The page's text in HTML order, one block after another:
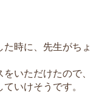
時に、先生がちょ
いただけたので、
いけそうです。